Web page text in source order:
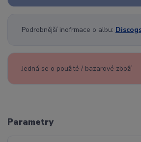
Podrobnější inofrmace o albu:
Jedná se o použité / bazarové zboží
Parametry